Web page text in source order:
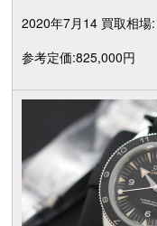
2020年7月14 買取相場:
参考定価:825,000円